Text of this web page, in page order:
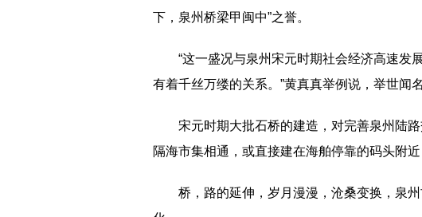
下，泉州桥梁甲闽中”之誉。
“这一盛况与泉州宋元时期社会经济高速发
有着千丝万缕的关系。”黄真真举例说，举世闻
宋元时期大批石桥的建造，对完善泉州陆
隔海市集相通，或直接建在海舶停靠的码头附
桥，路的延伸，岁月漫漫，沧桑变换，泉